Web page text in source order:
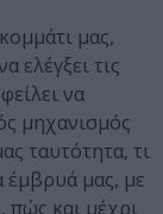
μας,
ελέγξει τις
να
μηχανισμός
ταυτότητα, τι
έμβρυά μας, με
πώς και μέχρι